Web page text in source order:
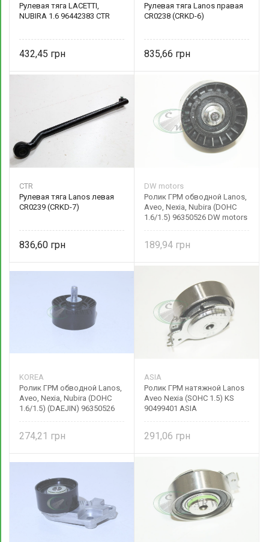
Рулевая тяга LACETTI,
NUBIRA 1.6 96442383 CTR
432,45
Рулевая тяга Lanos правая
CR0238 (CRKD-6)
835,66
CTR
Рулевая тяга Lanos левая
CR0239 (CRKD-7)
836,60
DW motors
Ролик ГРМ обводной Lanos,
Aveo, Nexia, Nubira (DOHC
1.6/1.5) 96350526 DW motors
189,94
KOREA
Ролик ГРМ обводной Lanos,
Aveo, Nexia, Nubira (DOHC
1.6/1.5) (DAEJIN) 96350526
274,21
ASIA
Ролик ГРМ натяжной Lanos
Aveo Nexia (SOHC 1.5) KS
90499401 ASIA
291,06